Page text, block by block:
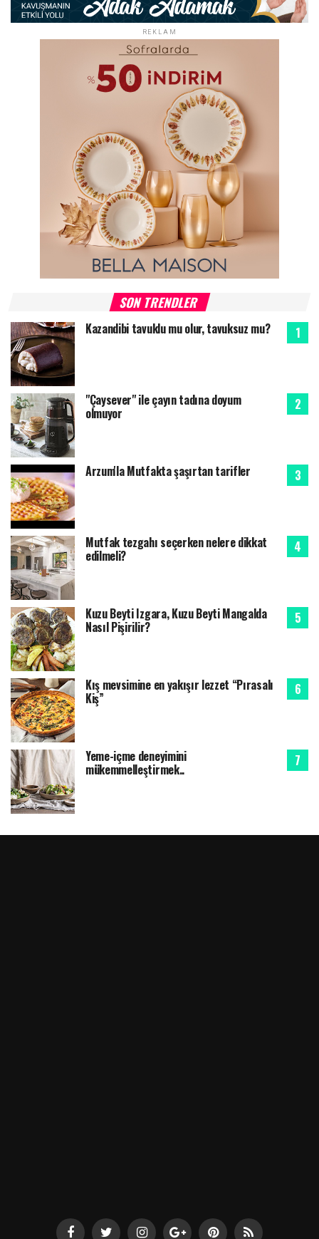
REKLAM
SON TRENDLER
Kazandibi tavuklu mu olur, tavuksuz mu?
"Çaysever" ile çayın tadına doyum
olmuyor
Arzum'la Mutfakta şaşırtan tarifler
Mutfak tezgahı seçerken nelere dikkat
edilmeli?
Kuzu Beyti Izgara, Kuzu Beyti Mangalda
Nasıl Pişirilir?
Kış mevsimine en yakışır lezzet “Pırasalı
Kiş”
Yeme-içme deneyimini
mükemmelleştirmek..